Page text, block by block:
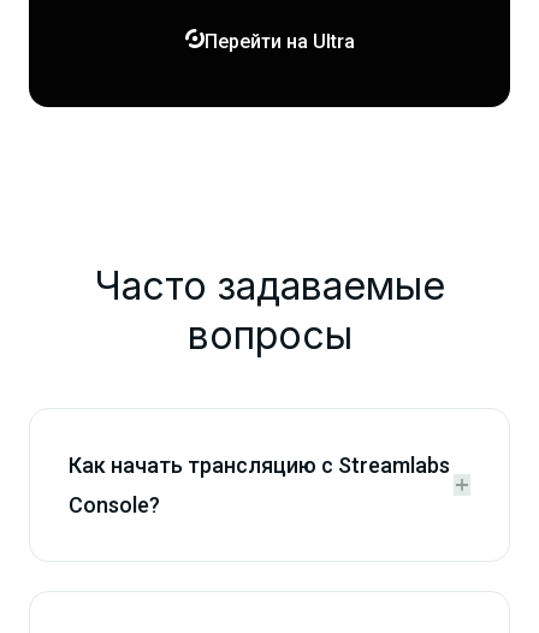
Перейти на Ultra
Часто задаваемые
вопросы
Как начать трансляцию с Streamlabs
Console?

